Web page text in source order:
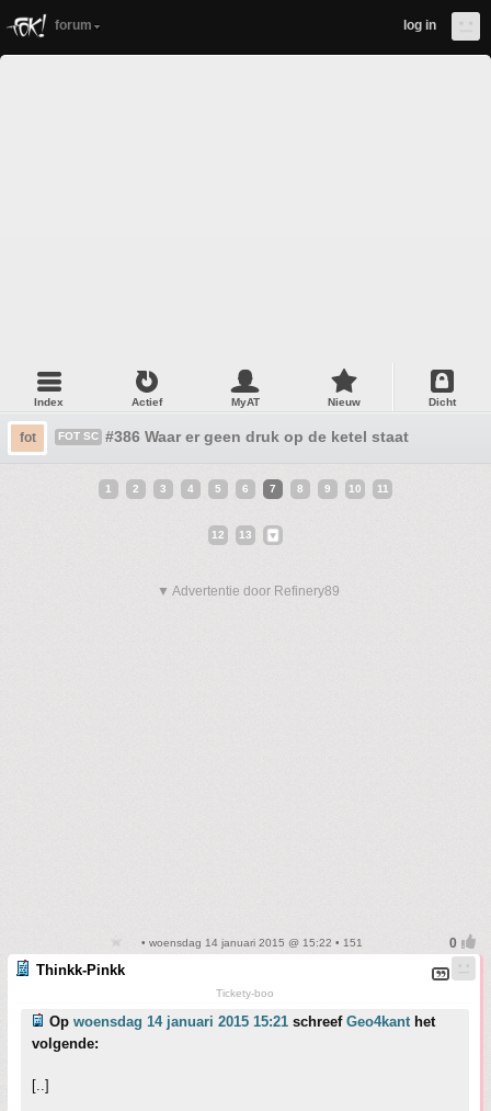
forum log in
Index Actief MyAT Nieuw Dicht
fot FOT SC #386 Waar er geen druk op de ketel staat
1 2 3 4 5 6 7 8 9 10 11
12 13
▼ Advertentie door Refinery89
• woensdag 14 januari 2015 @ 15:22 • 151
Thinkk-Pinkk
Tickety-boo
Op woensdag 14 januari 2015 15:21 schreef Geo4kanthet
volgende:
[..]